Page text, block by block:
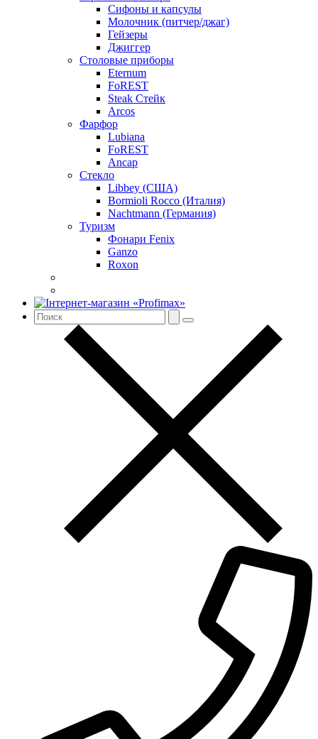
Сифоны и капсулы
Молочник (питчер/джаг)
Гейзеры
Джиггер
Столовые приборы
Eternum
FoREST
Steak Стейк
Arcos
Фарфор
Lubiana
FoREST
Ancap
Стекло
Libbey (США)
Bormioli Rocco (Италия)
Nachtmann (Германия)
Туризм
Фонари Fenix
Ganzo
Roxon